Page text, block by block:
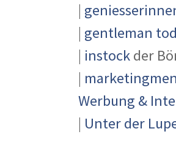
|
| gentleman
| instockder
|
Werbung &
| Unter der